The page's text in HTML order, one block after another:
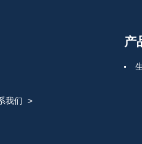
我们 >
产